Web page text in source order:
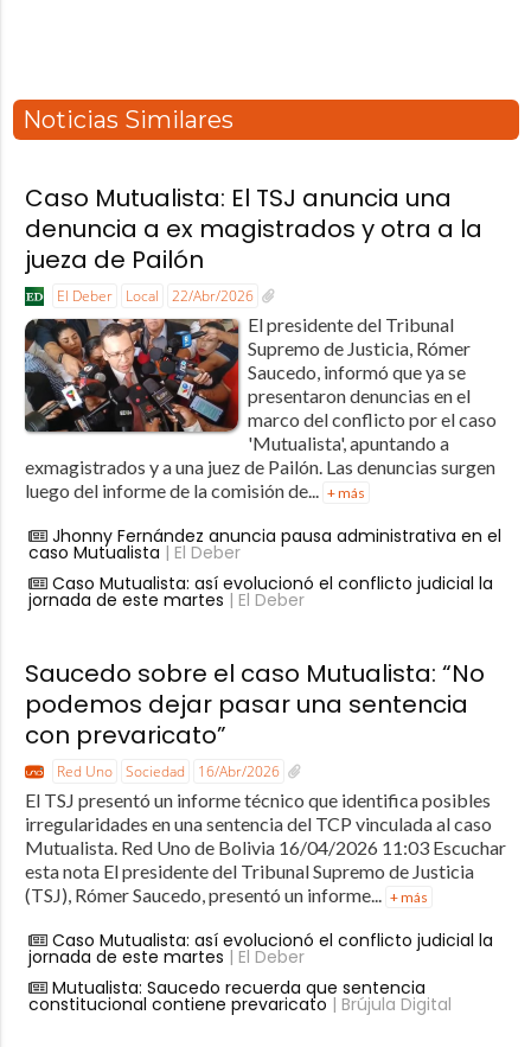
Noticias Similares
Caso Mutualista: El TSJ anuncia una
denuncia a ex magistrados y otra a la
jueza de Pailón
El Deber Local 22/Abr/2026
El presidente del Tribunal
Supremo de Justicia, Rómer
Saucedo, informó que ya se
presentaron denuncias en el
marco del conflicto por el caso
'Mutualista', apuntando a
exmagistrados y a una juez de Pailón. Las denuncias surgen
luego del informe de la comisión de... + más
Jhonny Fernández anuncia pausa administrativa en el
caso Mutualista | El Deber
Caso Mutualista: así evolucionó el conflicto judicial la
jornada de este martes | El Deber
Saucedo sobre el caso Mutualista: “No
podemos dejar pasar una sentencia
con prevaricato”
Red Uno Sociedad 16/Abr/2026
El TSJ presentó un informe técnico que identifica posibles
irregularidades en una sentencia del TCP vinculada al caso
Mutualista. Red Uno de Bolivia 16/04/2026 11:03 Escuchar
esta nota El presidente del Tribunal Supremo de Justicia
(TSJ), Rómer Saucedo, presentó un informe...
+ más
Caso Mutualista: así evolucionó el conflicto judicial la
jornada de este martes | El Deber
Mutualista: Saucedo recuerda que sentencia
constitucional contiene prevaricato | Brújula Digital